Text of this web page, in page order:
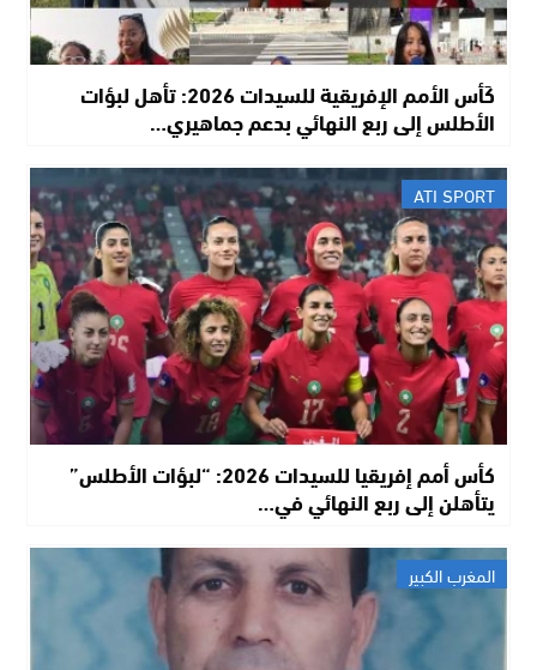
كَأس الأمم الإفريقية للسيدات 2026: تأهل لبؤات
الأطلس إلى ربع النهائي بدعم جماهيري…
ATI SPORT
كأس أمم إفريقيا للسيدات 2026: “لبؤات الأطلس”
يتأهلن إلى ربع النهائي في…
المغرب الكبير